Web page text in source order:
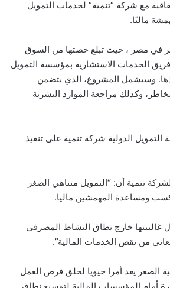
مع شركة “تنمية” لخدمات التمويل
ماليًا.
في مصر ، حيث تبلغ حصتها من السوق
259 269 فرعا في مصر. وسيعمل فريق الخدمات الاستشارية بمؤسسة التمويل
وسيشمل المشروع، الذي يتضمن
وكذلك مراجعة الموارد البشرية
الدولية شركة تنمية على تنفيذ
تنمية أن: “التمويل متناهي الصغر
ومساعدة المهمشين ماليا.
غالبيتها خارج نطاق النشاط المصرفي
تعاني من نقص الخدمات المالية”.
الصغر يعد أمرا حيويا لخلق فرص العمل